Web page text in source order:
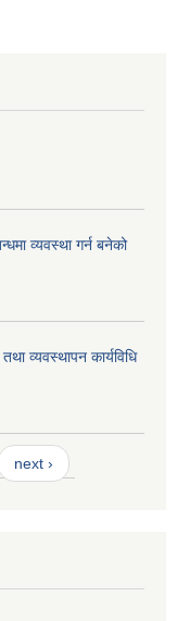
व्यवस्था गर्न बनेको
व्यवस्थापन कार्यविधि
next ›